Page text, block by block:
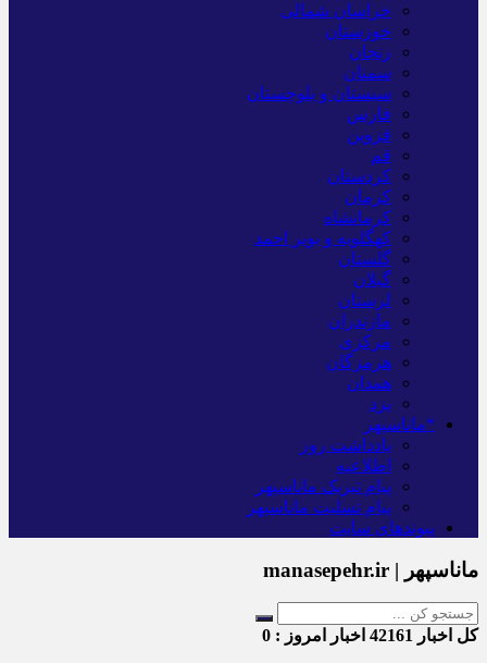
خراسان شمالی
خوزستان
زنجان
سمنان
سیستان و بلوچستان
فارس
قزوین
قم
کردستان
کرمان
کرمانشاه
کهگلویه و بویر احمد
گلستان
گیلان
لرستان
مازندران
مرکزی
هرمزگان
همدان
یزد
*ماناسپهر
یادداشت روز
اطلاعیه
پیام تبریک ماناسپهر
پیام تسلیت ماناسپهر
پیوندهای سایت
ماناسپهر | manasepehr.ir
کل اخبار اخبار امروز : 0